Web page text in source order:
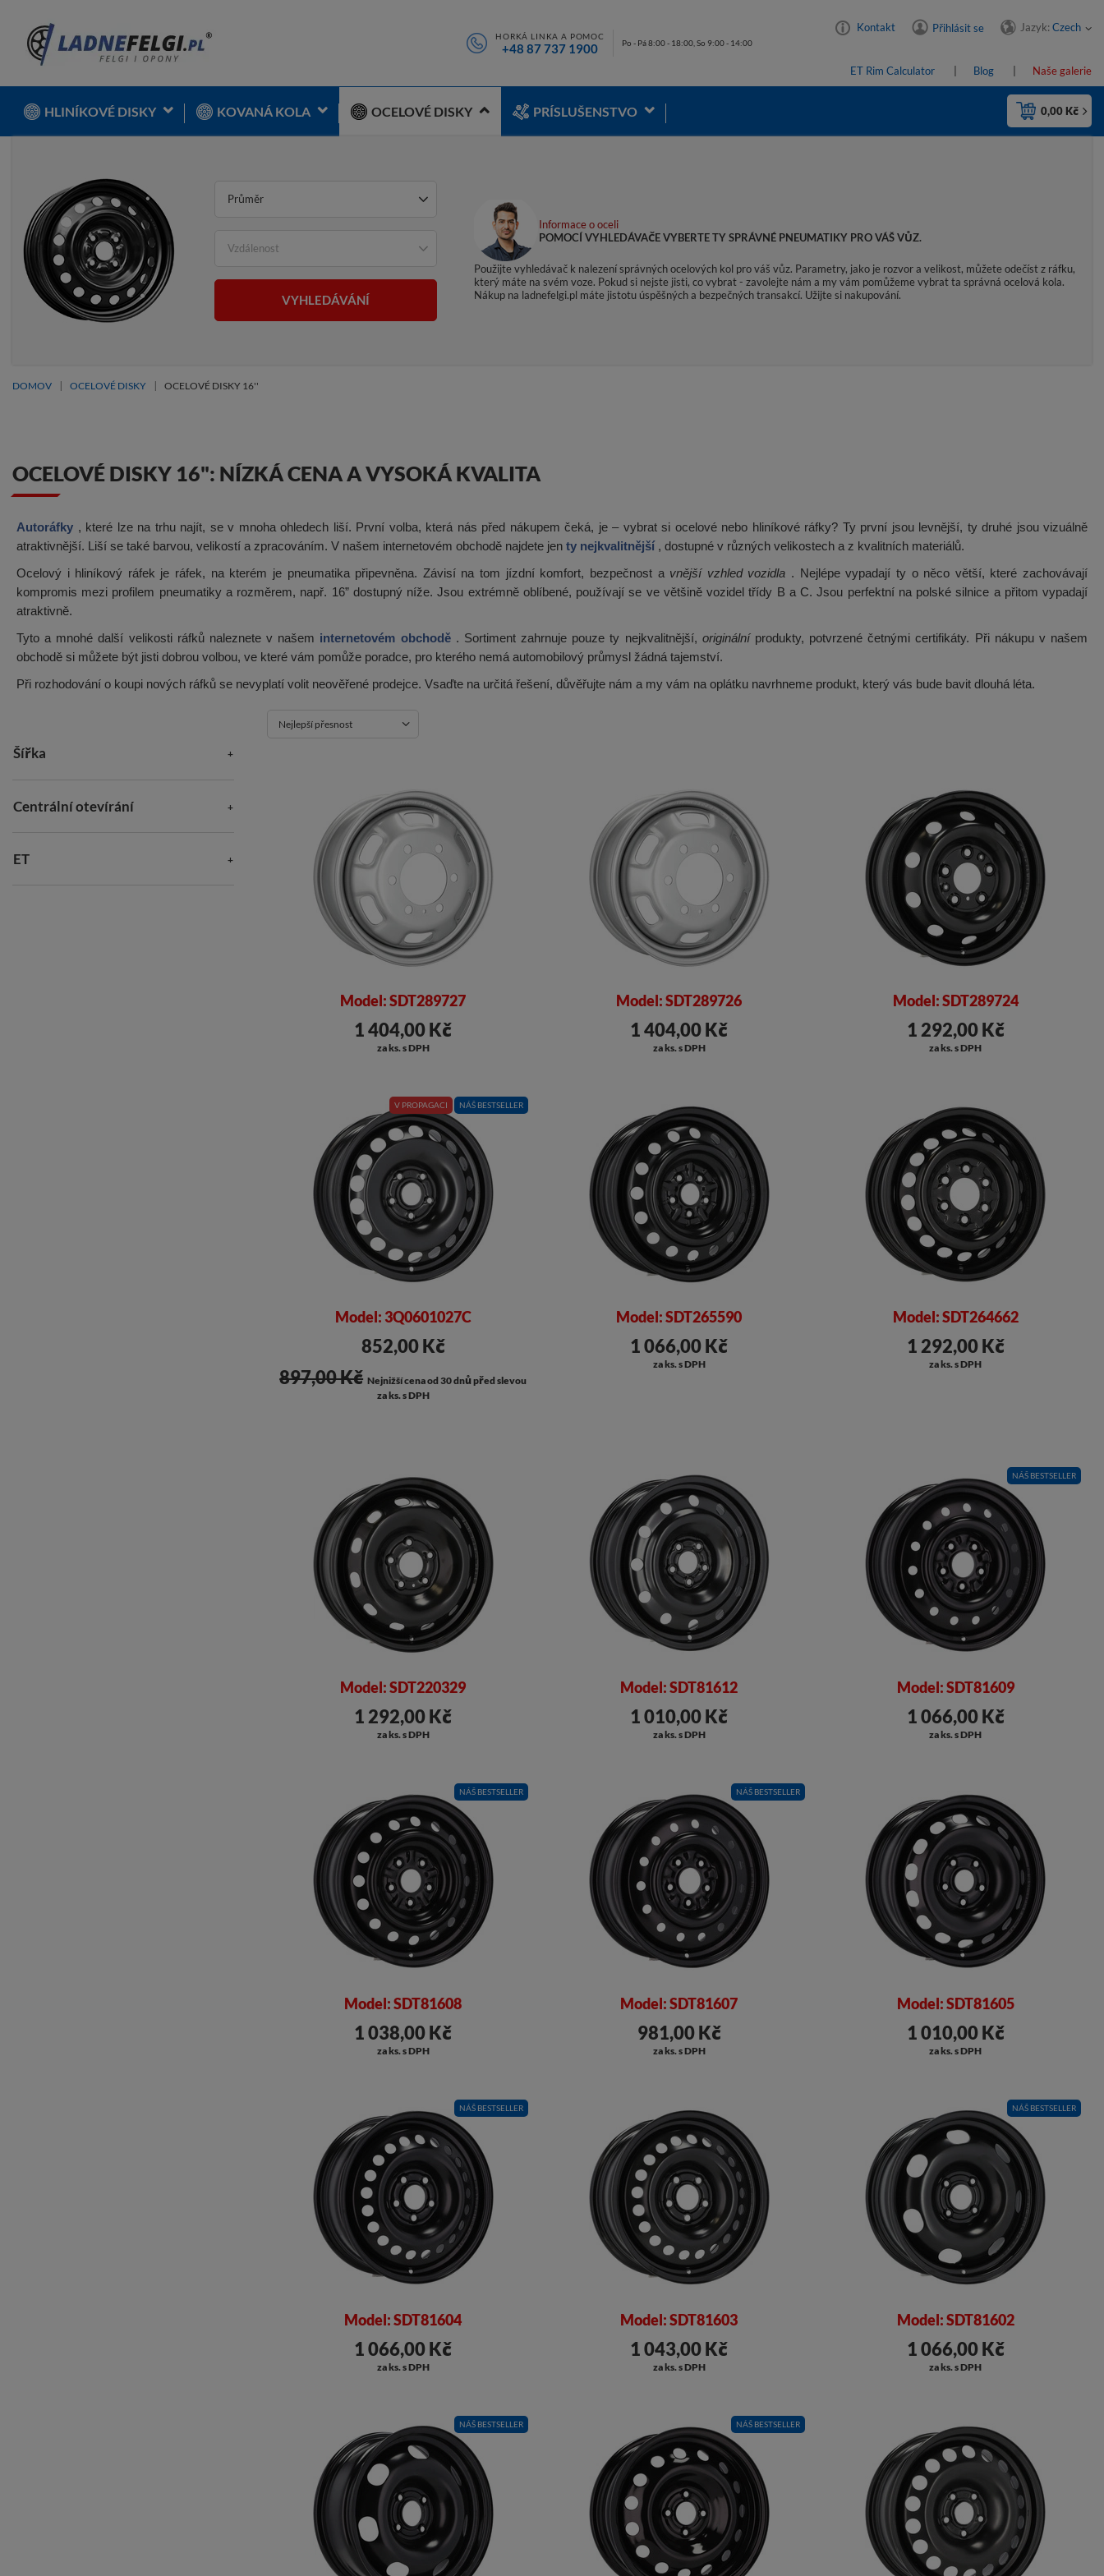
HORKÁ LINKA A POMOC
+48 87 737 1900 Po - Pá 8:00 - 18:00, So 9:00 - 14:00
Kontakt Přihlásit se Jazyk: Czech
ET Rim Calculator Blog Naše galerie
0,00 Kč
HLINÍKOVÉ DISKY KOVANÁ KOLA OCELOVÉ DISKY PRÍSLUŠENSTVO
Průměr
Vzdálenost
VYHLEDÁVÁNÍ
Informace o oceli
POMOCÍ VYHLEDÁVAČE VYBERTE TY SPRÁVNÉ PNEUMATIKY PRO VÁŠ VŮZ.
Použijte vyhledávač k nalezení správných ocelových kol pro váš vůz. Parametry, jako je rozvor a velikost, můžete odečíst z ráfku,
který máte na svém voze. Pokud si nejste jisti, co vybrat - zavolejte nám a my vám pomůžeme vybrat ta správná ocelová kola.
Nákup na ladnefelgi.pl máte jistotu úspěšných a bezpečných transakcí. Užijte si nakupování.
DOMOV OCELOVÉ DISKY OCELOVÉ DISKY 16''
OCELOVÉ DISKY 16": NÍZKÁ CENA A VYSOKÁ KVALITA
Autoráfky , které lze na trhu najít, se v mnoha ohledech liší. První volba, která nás před nákupem čeká, je – vybrat si ocelové nebo hliníkové ráfky? Ty první jsou levnější, ty druhé jsou vizuálně
atraktivnější. Liší se také barvou, velikostí a zpracováním. V našem internetovém obchodě najdete jen ty nejkvalitnější, dostupné v různých velikostech a z kvalitních materiálů.
Ocelový i hliníkový ráfek je ráfek, na kterém je pneumatika připevněna. Závisí na tom jízdní komfort, bezpečnost a vnější vzhled vozidla . Nejlépe vypadají ty o něco větší, které zachovávají
kompromis mezi profilem pneumatiky a rozměrem, např. 16” dostupný níže. Jsou extrémně oblíbené, používají se ve většině vozidel třídy B a C. Jsou perfektní na polské silnice a přitom vypadají
atraktivně.
Tyto a mnohé další velikosti ráfků naleznete v našem internetovém obchodě. Sortiment zahrnuje pouze ty nejkvalitnější, originálníprodukty, potvrzené četnými certifikáty. Při nákupu v našem
obchodě si můžete být jisti dobrou volbou, ve které vám pomůže poradce, pro kterého nemá automobilový průmysl žádná tajemství.
Při rozhodování o koupi nových ráfků se nevyplatí volit neověřené prodejce. Vsaďte na určitá řešení, důvěřujte nám a my vám na oplátku navrhneme produkt, který vás bude bavit dlouhá léta.
Šířka
Centrální otevírání
ET
Nejlepší přesnost
Model: SDT289727
1 404,00 Kč
za ks. s DPH
Model: SDT289726
1 404,00 Kč
za ks. s DPH
Model: SDT289724
1 292,00 Kč
za ks. s DPH
V PROPAGACI NÁŠ BESTSELLER
Model: 3Q0601027C
897,00 Kč Nejnižší cena od 30 dnů před slevou
852,00 Kč
za ks. s DPH
Model: SDT265590
1 066,00 Kč
za ks. s DPH
Model: SDT264662
1 292,00 Kč
za ks. s DPH
Model: SDT220329
1 292,00 Kč
za ks. s DPH
Model: SDT81612
1 010,00 Kč
za ks. s DPH
NÁŠ BESTSELLER
Model: SDT81609
1 066,00 Kč
za ks. s DPH
NÁŠ BESTSELLER
Model: SDT81608
1 038,00 Kč
za ks. s DPH
NÁŠ BESTSELLER
Model: SDT81607
981,00 Kč
za ks. s DPH
Model: SDT81605
1 010,00 Kč
za ks. s DPH
NÁŠ BESTSELLER
Model: SDT81604
1 066,00 Kč
za ks. s DPH
Model: SDT81603
1 043,00 Kč
za ks. s DPH
NÁŠ BESTSELLER
Model: SDT81602
1 066,00 Kč
za ks. s DPH
NÁŠ BESTSELLER NÁŠ BESTSELLER